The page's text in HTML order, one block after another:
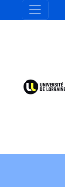
Aller au contenu
Panneau de